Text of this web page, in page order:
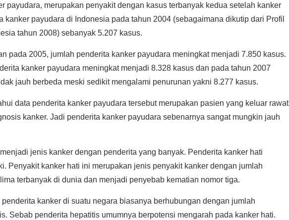
payudara, merupakan penyakit dengan kasus terbanyak kedua setelah kanker
kanker payudara di Indonesia pada tahun 2004 (sebagaimana dikutip dari Profil
tahun 2008) sebanyak 5.207 kasus.
pada 2005, jumlah penderita kanker payudara meningkat menjadi 7.850 kasus.
kanker payudara meningkat menjadi 8.328 kasus dan pada tahun 2007
jauh berbeda meski sedikit mengalami penurunan yakni 8.277 kasus.
data penderita kanker payudara tersebut merupakan pasien yang keluar rawat
kanker. Jadi penderita kanker payudara sebenarnya sangat mungkin jauh
jenis kanker dengan penderita yang banyak. Penderita kanker hati
Penyakit kanker hati ini merupakan jenis penyakit kanker dengan jumlah
terbanyak di dunia dan menjadi penyebab kematian nomor tiga.
kanker di suatu negara biasanya berhubungan dengan jumlah
Sebab penderita hepatitis umumnya berpotensi mengarah pada kanker hati.